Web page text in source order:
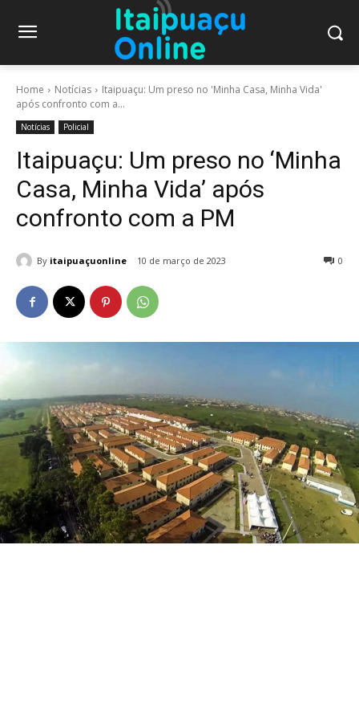
Home Notícias
Itaipuaçu: Um preso no 'Minha Casa, Minha Vida'
após confronto com a...
Notícias Policial
Itaipuaçu: Um preso no ‘Minha
Casa, Minha Vida’ após
confronto com a PM
By itaipuaçuonline 10 de março de 2023 0